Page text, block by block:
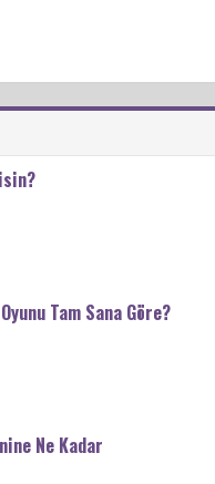
Tam Sana Göre?
Ne Kadar